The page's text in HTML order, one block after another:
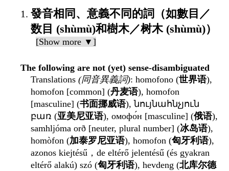
發音相同、意義不同的詞（如數目／
数目 (shùmù)和樹木／树木 (shùmù)）
[Show more ▼]
The following are not (yet) sense-disambiguated
Translations (同音異義詞): homofono (世界语),
homofon [common] (丹麦语), homofon
[masculine] (书面挪威语), նույնահնչյուն
բառ (亚美尼亚语), омофо́н [masculine] (俄语),
samhljóma orð [neuter, plural number] (冰岛语),
homòfon (加泰罗尼亚语), homofon (匈牙利语),
azonos kiejtésű，de eltérő jelentésű (és gyakran
eltérő alakú) szó (匈牙利语), hevdeng (北库尔德